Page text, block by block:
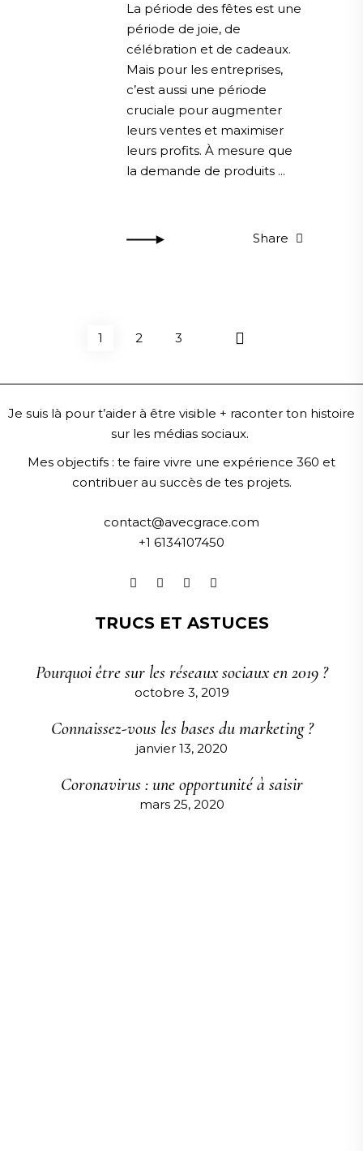
La période des fêtes est une
période de joie, de
célébration et de cadeaux.
Mais pour les entreprises,
c’est aussi une période
cruciale pour augmenter
leurs ventes et maximiser
leurs profits. À mesure que
la demande de produits
Share
1 2 3
Je suis là pour t’aider à être visible + raconter ton histoire
sur les médias sociaux.
Mes objectifs : te faire vivre une expérience 360 et
contribuer au succès de tes projets.
contact@avecgrace.com
+1 6134107450
TRUCS ET ASTUCES
Pourquoi être sur les réseaux sociaux en 2019 ?
octobre 3, 2019
Connaissez-vous les bases du marketing ?
janvier 13, 2020
Coronavirus : une opportunité à saisir
mars 25, 2020